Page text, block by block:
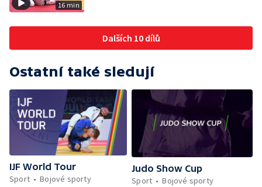
16 min
Dalších 10 dílů
Ostatní také sledují
IJF World Tour
Sport
Bojové sporty
Judo Show Cup
Sport
Bojové sporty